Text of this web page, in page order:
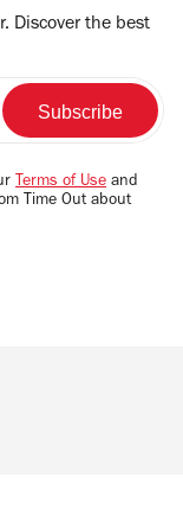
Discover the best
Terms of Use and
Time Out about